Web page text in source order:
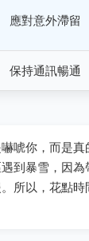
應對意外滯留
保持通訊暢通
唬你，而是
到暴雪，因
所以，花點